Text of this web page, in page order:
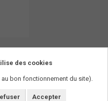
des cookies
bon fonctionnement du site).
Accepter